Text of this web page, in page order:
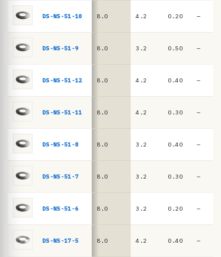
f
ê
c
s
molas
prato
2093
DIN
16983
DS-NS-51-10 8.0 4.2 0.20 —
DS-NS-51-9 8.0 3.2 0.50 —
DS-NS-51-12 8.0 4.2 0.40 —
DS-NS-51-11 8.0 4.2 0.30 —
DS-NS-51-8 8.0 3.2 0.40 —
DS-NS-51-7 8.0 3.2 0.30 —
DS-NS-51-6 8.0 3.2 0.20 —
DS-NS-17-5 8.0 4.2 0.40 —